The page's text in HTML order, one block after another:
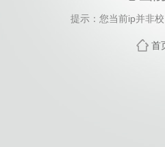
提示：您当前ip并非
首